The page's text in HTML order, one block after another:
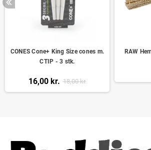
CONES Cone+ King Size cones m.
CTIP - 3 stk.
16,00 kr. 18,00 kr.
RAW